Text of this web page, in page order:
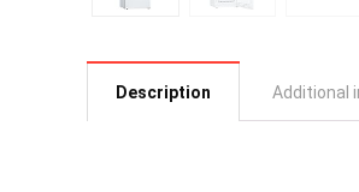
Description Additional